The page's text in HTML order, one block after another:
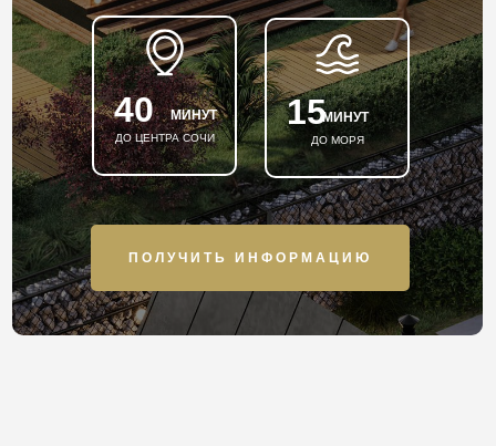
ПОЛУЧИТЬ ИНФОРМАЦИЮ
15МИНУТ
ДО МОРЯ
40 МИНУТ
ДО ЦЕНТРА СОЧИ